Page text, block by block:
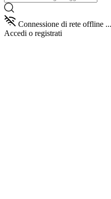
Connessione di rete offline ...
Accedi o registrati